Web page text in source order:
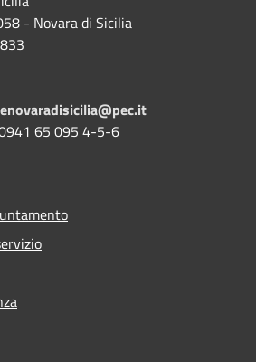
- Novara di Sicilia
65 095 4-5-6